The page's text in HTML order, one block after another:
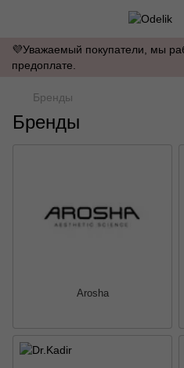
💜Уважаемый покупатели, мы
предоплате.
Бренды
Бренды
Arosha